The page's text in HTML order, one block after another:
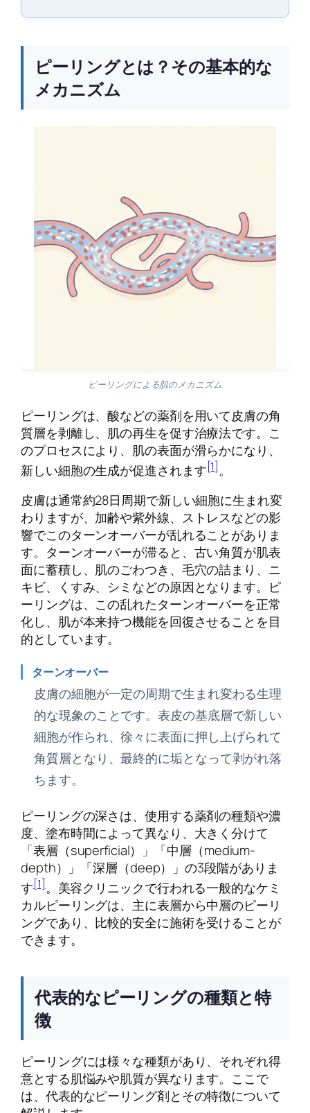
ピーリングとは？その基本的な
メカニズム
ピーリングによる肌のメカニズム
ピーリングは、酸などの薬剤を用いて皮膚の角
質層を剥離し、肌の再生を促す治療法です。こ
のプロセスにより、肌の表面が滑らかになり、
新しい細胞の生成が促進されます[1]。
皮膚は通常約28日周期で新しい細胞に生まれ変
わりますが、加齢や紫外線、ストレスなどの影
響でこのターンオーバーが乱れることがありま
す。ターンオーバーが滞ると、古い角質が肌表
面に蓄積し、肌のごわつき、毛穴の詰まり、ニ
キビ、くすみ、シミなどの原因となります。ピ
ーリングは、この乱れたターンオーバーを正常
化し、肌が本来持つ機能を回復させることを目
的としています。
ターンオーバー
皮膚の細胞が一定の周期で生まれ変わる生理
的な現象のことです。表皮の基底層で新しい
細胞が作られ、徐々に表面に押し上げられて
角質層となり、最終的に垢となって剥がれ落
ちます。
ピーリングの深さは、使用する薬剤の種類や濃
度、塗布時間によって異なり、大きく分けて
「表層（superficial）」「中層（medium-
depth）」「深層（deep）」の3段階がありま
す[1]。美容クリニックで行われる一般的なケミ
カルピーリングは、主に表層から中層のピーリ
ングであり、比較的安全に施術を受けることが
できます。
代表的なピーリングの種類と特
徴
ピーリングには様々な種類があり、それぞれ得
意とする肌悩みや肌質が異なります。ここで
は、代表的なピーリング剤とその特徴について